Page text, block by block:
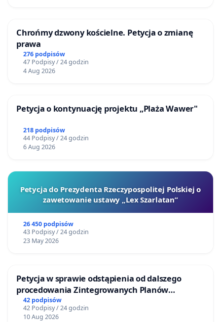
Chrońmy dzwony kościelne. Petycja o zmianę
prawa
276 podpisów
47 Podpisy / 24 godzin
4 Aug 2026
Petycja o kontynuację projektu „Plaża Wawer"
218 podpisów
44 Podpisy / 24 godzin
6 Aug 2026
Petycja do Prezydenta Rzeczypospolitej Polskiej o
zawetowanie ustawy „Lex Szarlatan”
26 450 podpisów
43 Podpisy / 24 godzin
23 May 2026
Petycja w sprawie odstąpienia od dalszego
procedowania Zintegrowanych Planów
Inwestycyjnych „Myślenice – Barnasiówka” oraz
„Myślenice – Bukówka”
42 podpisów
42 Podpisy / 24 godzin
10 Aug 2026